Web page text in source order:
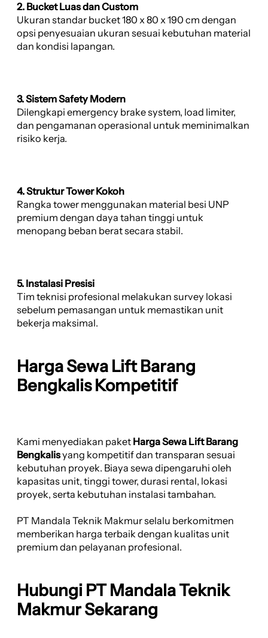
2. Bucket Luas dan Custom
Ukuran standar bucket 180 x 80 x 190 cm dengan
opsi penyesuaian ukuran sesuai kebutuhan material
dan kondisi lapangan.
3. Sistem Safety Modern
Dilengkapi emergency brake system, load limiter,
dan pengamanan operasional untuk meminimalkan
risiko kerja.
4. Struktur Tower Kokoh
Rangka tower menggunakan material besi UNP
premium dengan daya tahan tinggi untuk
menopang beban berat secara stabil.
5. Instalasi Presisi
Tim teknisi profesional melakukan survey lokasi
sebelum pemasangan untuk memastikan unit
bekerja maksimal.
Harga Sewa Lift Barang
Bengkalis Kompetitif
Kami menyediakan paket Harga Sewa Lift Barang
Bengkalisyang kompetitif dan transparan sesuai
kebutuhan proyek. Biaya sewa dipengaruhi oleh
kapasitas unit, tinggi tower, durasi rental, lokasi
proyek, serta kebutuhan instalasi tambahan.
PT Mandala Teknik Makmur selalu berkomitmen
memberikan harga terbaik dengan kualitas unit
premium dan pelayanan profesional.
Hubungi PT Mandala Teknik
Makmur Sekarang